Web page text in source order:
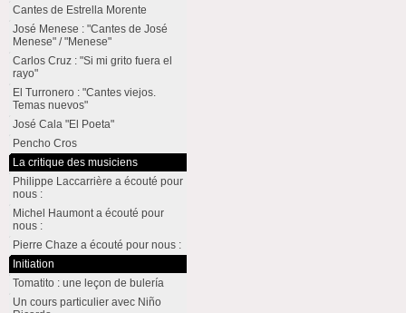
Cantes de Estrella Morente
José Menese : "Cantes de José
Menese" / "Menese"
Carlos Cruz : "Si mi grito fuera el
rayo"
El Turronero : "Cantes viejos.
Temas nuevos"
José Cala "El Poeta"
Pencho Cros
La critique des musiciens
Philippe Laccarrière a écouté pour
nous :
Michel Haumont a écouté pour
nous :
Pierre Chaze a écouté pour nous :
Initiation
Tomatito : une leçon de bulería
Un cours particulier avec Niño